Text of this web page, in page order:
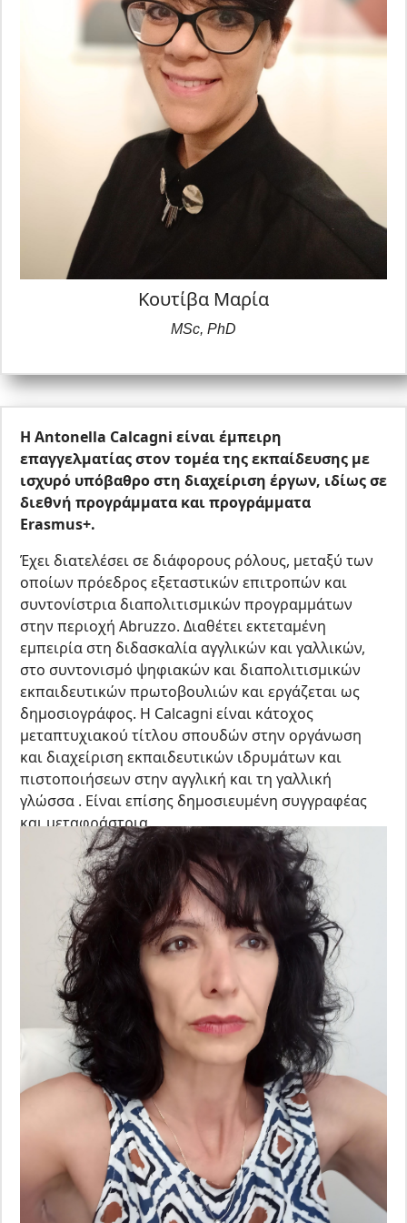
Στον τομέα της έρευνας, η Μαρία έχει ασχοληθεί με
θέματα που αφορούν την εργασιακή ευημερία, την
επαγγελματική εξουθένωση και την αποδοτικότητα των
πρακτικών ανθρώπινου δυναμικού, με αρκετές
δημοσιεύσεις σε επιστημονικά περιοδικά.
Κουτίβα Μαρία
MSc, PhD
Η Antonella Calcagni είναι έμπειρη
επαγγελματίας στον τομέα της εκπαίδευσης με
ισχυρό υπόβαθρο στη διαχείριση έργων, ιδίως σε
διεθνή προγράμματα και προγράμματα
Erasmus+.
Έχει διατελέσει σε διάφορους ρόλους, μεταξύ των
οποίων πρόεδρος εξεταστικών επιτροπών και
συντονίστρια διαπολιτισμικών προγραμμάτων
στην περιοχή Abruzzo. Διαθέτει εκτεταμένη
εμπειρία στη διδασκαλία αγγλικών και γαλλικών,
στο συντονισμό ψηφιακών και διαπολιτισμικών
εκπαιδευτικών πρωτοβουλιών και εργάζεται ως
δημοσιογράφος. Η Calcagni είναι κάτοχος
μεταπτυχιακού τίτλου σπουδών στην οργάνωση
και διαχείριση εκπαιδευτικών ιδρυμάτων και
πιστοποιήσεων στην αγγλική και τη γαλλική
γλώσσα . Είναι επίσης δημοσιευμένη συγγραφέας
και μεταφράστρια.